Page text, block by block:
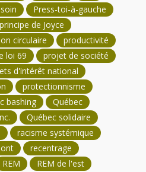
Press-toi-à-gauche
principe de Joyce
circulaire
productivité
loi 69
projet de société
d'intérêt national
protectionnisme
bashing
Québec
Québec solidaire
racisme systémique
recentrage
REM
REM de l'est